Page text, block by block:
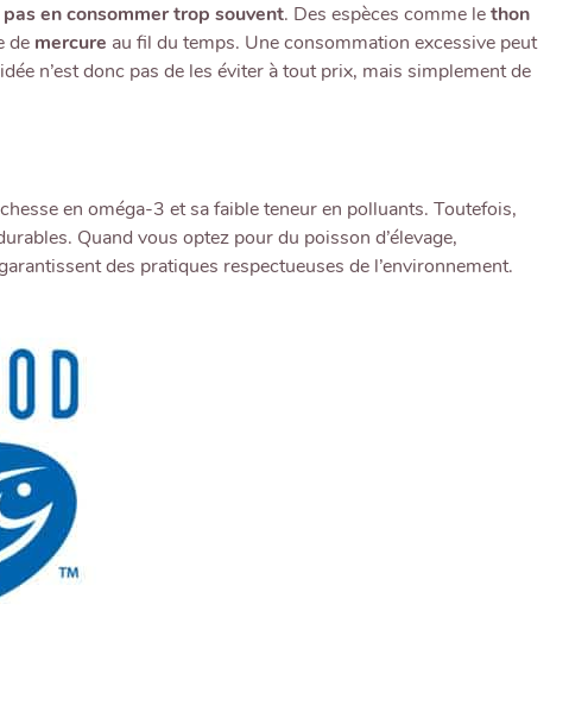
pas en consommer trop souvent. Des espèces comme lethon
de mercure au fil du temps. Une consommation excessive peut
n’est donc pas de les éviter à tout prix, mais simplement de
en oméga-3 et sa faible teneur en polluants. Toutefois,
Quand vous optez pour du poisson d’élevage,
des pratiques respectueuses de l’environnement.